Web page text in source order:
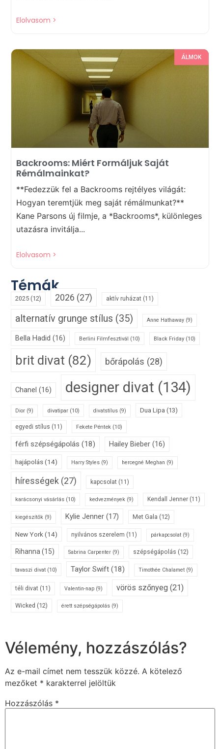
Elolvasom >
ÁLMOK
Backrooms: Miért Formáljuk Saját
Rémálmainkat?
**Fedezzük fel a Backrooms rejtélyes világát:
Hogyan teremtjük meg saját rémálmunkat?**
Kane Parsons új filmje, a *Backrooms*, különleges
utazásra invitálja...
Elolvasom >
Témák
2025 (12) 2026 (27) aktív ruházat (11)
alternatív grunge stílus (35) Anne Hathaway (9)
Bella Hadid (16) Berlini Filmfesztivál (10) Black Friday (10)
brit divat (82) bőrápolás (28)
Chanel (16) designer divat (134)
Dior (9) divatipar (10) divatstílus (9) Dua Lipa (13)
egyedi stílus (11) Fekete Péntek (10)
férfi szépségápolás (18) Hailey Bieber (16)
hajápolás(14) Harry Styles (9) hercegné Meghan (9)
hírességek (27) kapcsolat (11)
karácsonyi vásárlás (10) kedvezmények (9) Kendall Jenner (11)
kiegészítők (9) Kylie Jenner (17) Met Gala (12)
New York(14) nyilvános szerelem (11) párkapcsolat (9)
Rihanna(15) Sabrina Carpenter (9) szépségápolás (12)
tavaszi divat (10) Taylor Swift (18) Timothée Chalamet (9)
téli divat (11) Valentin-nap (9) vörös szőnyeg (21)
Wicked (12) érett szépségápolás (9)
Vélemény, hozzászólás?
Az e-mail címet nem tesszük közzé. A kötelező
mezőket * karakterrel jelöltük
Hozzászólás *